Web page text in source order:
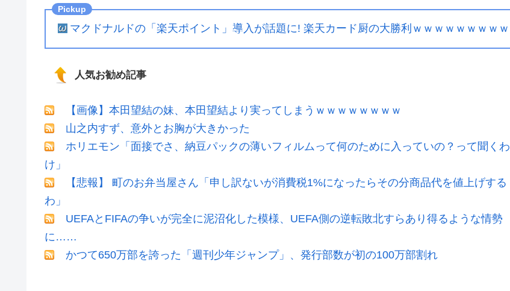
マクドナルドの「楽天ポイント」導入が話題に! 楽天カード厨の大勝利ｗｗｗｗｗｗｗｗｗ
人気お勧め記事
【画像】本田望結の妹、本田望結より実ってしまうｗｗｗｗｗｗｗｗ
山之内すず、意外とお胸が大きかった
ホリエモン「面接でさ、納豆パックの薄いフィルムって何のために入っていの？って聞くわ
け」
【悲報】 町のお弁当屋さん「申し訳ないが消費税1%になったらその分商品代を値上げする
わ」
UEFAとFIFAの争いが完全に泥沼化した模様、UEFA側の逆転敗北すらあり得るような情勢
に……
かつて650万部を誇った「週刊少年ジャンプ」、発行部数が初の100万部割れ